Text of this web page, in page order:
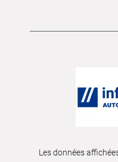
Les données